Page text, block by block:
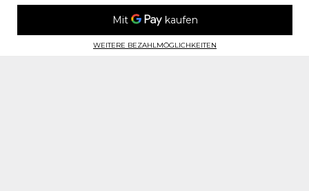
WEITERE BEZAHLMÖGLICHKEITEN